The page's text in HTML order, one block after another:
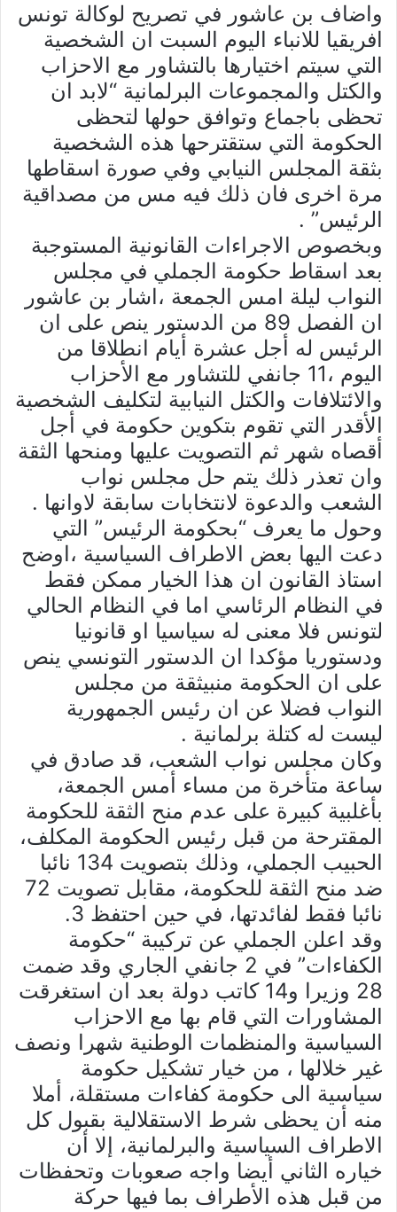
واضاف بن عاشور في تصريح لوكالة تونس
افريقيا للانباء اليوم السبت ان الشخصية
التي سيتم اختيارها بالتشاور مع الاحزاب
والكتل والمجموعات البرلمانية “لابد ان
تحظى باجماع وتوافق حولها لتحظى
الحكومة التي ستقترحها هذه الشخصية
بثقة المجلس النيابي وفي صورة اسقاطها
مرة اخرى فان ذلك فيه مس من مصداقية
الرئيس” .
وبخصوص الاجراءات القانونية المستوجبة
بعد اسقاط حكومة الجملي في مجلس
النواب ليلة امس الجمعة ،اشار بن عاشور
ان الفصل 89 من الدستور ينص على ان
الرئيس له أجل عشرة أيام انطلاقا من
اليوم ،11 جانفي للتشاور مع الأحزاب
والائتلافات والكتل النيابية لتكليف الشخصية
الأقدر التي تقوم بتكوين حكومة في أجل
أقصاه شهر ثم التصويت عليها ومنحها الثقة
وان تعذر ذلك يتم حل مجلس نواب
الشعب والدعوة لانتخابات سابقة لاوانها .
وحول ما يعرف “بحكومة الرئيس” التي
دعت اليها بعض الاطراف السياسية ،اوضح
استاذ القانون ان هذا الخيار ممكن فقط
في النظام الرئاسي اما في النظام الحالي
لتونس فلا معنى له سياسيا او قانونيا
ودستوريا مؤكدا ان الدستور التونسي ينص
على ان الحكومة منبيثقة من مجلس
النواب فضلا عن ان رئيس الجمهورية
ليست له كتلة برلمانية .
وكان مجلس نواب الشعب، قد صادق في
ساعة متأخرة من مساء أمس الجمعة،
بأغلبية كبيرة على عدم منح الثقة للحكومة
المقترحة من قبل رئيس الحكومة المكلف،
الحبيب الجملي، وذلك بتصويت 134 نائبا
ضد منح الثقة للحكومة، مقابل تصويت 72
نائبا فقط لفائدتها، في حين احتفظ 3.
وقد اعلن الجملي عن تركيبة “حكومة
الكفاءات” في 2 جانفي الجاري وقد ضمت
28 وزيرا و14 كاتب دولة بعد ان استغرقت
المشاورات التي قام بها مع الاحزاب
السياسية والمنظمات الوطنية شهرا ونصف
غير خلالها ، من خيار تشكيل حكومة
سياسية الى حكومة كفاءات مستقلة، أملا
منه أن يحظى شرط الاستقلالية بقبول كل
الاطراف السياسية والبرلمانية، إلا أن
خياره الثاني أيضا واجه صعوبات وتحفظات
من قبل هذه الأطراف بما فيها حركة